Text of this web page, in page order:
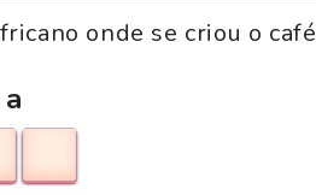
onde se criou o café